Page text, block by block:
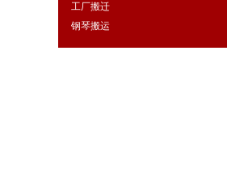
工厂搬迁
钢琴搬运